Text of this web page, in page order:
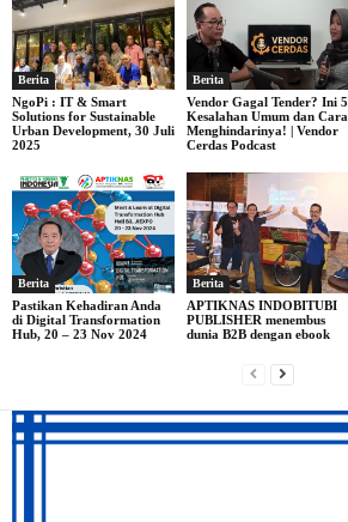
Berita
NgoPi : IT & Smart
Solutions for Sustainable
Urban Development, 30 Juli
2025
Berita
Vendor Gagal Tender? Ini 5
Kesalahan Umum dan Cara
Menghindarinya! | Vendor
Cerdas Podcast
Berita
Pastikan Kehadiran Anda
di Digital Transformation
Hub, 20 – 23 Nov 2024
Berita
APTIKNAS INDOBITUBI
PUBLISHER menembus
dunia B2B dengan ebook